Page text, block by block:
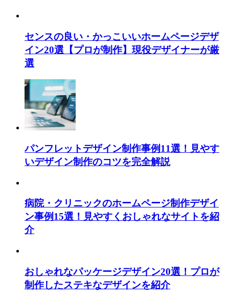
センスの良い・かっこいいホームページデザ
イン20選【プロが制作】現役デザイナーが厳
選
パンフレットデザイン制作事例11選！見やす
いデザイン制作のコツを完全解説
病院・クリニックのホームページ制作デザイ
ン事例15選！見やすくおしゃれなサイトを紹
介
おしゃれなパッケージデザイン20選！プロが
制作したステキなデザインを紹介